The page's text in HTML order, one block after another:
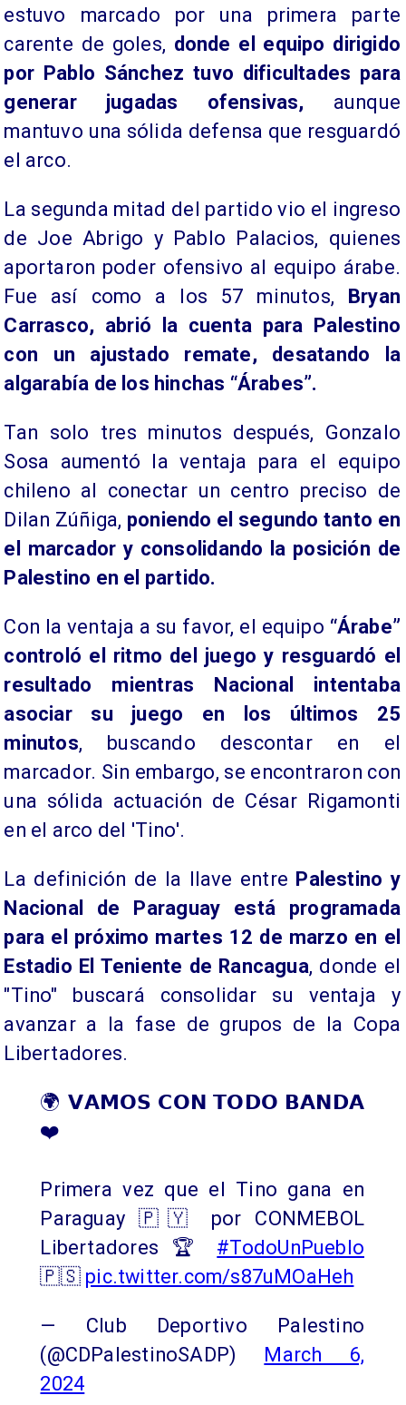
estuvo marcado por una primera parte
carente de goles, donde el equipo dirigido
por Pablo Sánchez tuvo dificultades para
generar jugadas ofensivas, aunque
mantuvo una sólida defensa que resguardó
el arco.
La segunda mitad del partido vio el ingreso
de Joe Abrigo y Pablo Palacios, quienes
aportaron poder ofensivo al equipo árabe.
Fue así como a los 57 minutos, Bryan
Carrasco, abrió la cuenta para Palestino
con un ajustado remate, desatando la
algarabía de los hinchas “Árabes”.
​Tan solo tres minutos después, Gonzalo
Sosa aumentó la ventaja para el equipo
chileno al conectar un centro preciso de
Dilan Zúñiga, poniendo el segundo tanto en
el marcador y consolidando la posición de
Palestino en el partido.
Con la ventaja a su favor, el equipo “Árabe”
controló el ritmo del juego y resguardó el
resultado mientras Nacional intentaba
asociar su juego en los últimos 25
minutos, buscando descontar en el
marcador. Sin embargo, se encontraron con
una sólida actuación de César Rigamonti
en el arco del 'Tino'.
La definición de la llave entre Palestino y
Nacional de Paraguay está programada
para el próximo martes 12 de marzo en el
Estadio El Teniente de Rancagua, donde el
"Tino" buscará consolidar su ventaja y
avanzar a la fase de grupos de la Copa
Libertadores.
🌍 𝗩𝗔𝗠𝗢𝗦 𝗖𝗢𝗡 𝗧𝗢𝗗𝗢 𝗕𝗔𝗡𝗗𝗔
❤️
Primera vez que el Tino gana en
Paraguay 🇵🇾 por CONMEBOL
Libertadores 🏆 #TodoUnPueblo
🇵🇸 pic.twitter.com/s87uMOaHeh
— Club Deportivo Palestino
(@CDPalestinoSADP) March 6,
2024